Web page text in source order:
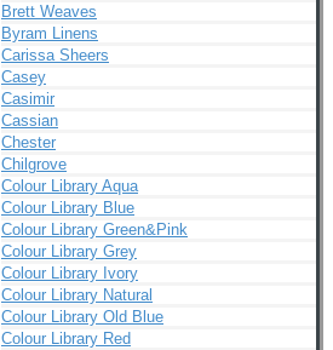
Brett Weaves
Byram Linens
Carissa Sheers
Casey
Casimir
Cassian
Chester
Chilgrove
Colour Library Aqua
Colour Library Blue
Colour Library Green&Pink
Colour Library Grey
Colour Library Ivory
Colour Library Natural
Colour Library Old Blue
Colour Library Red